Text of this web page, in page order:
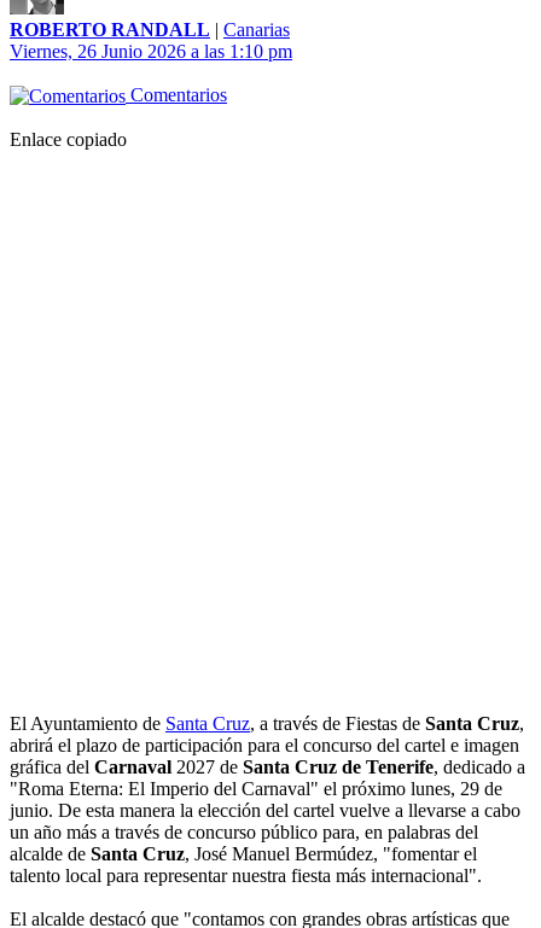
ROBERTO RANDALL | Canarias
Viernes, 26 Junio 2026 a las 1:10 pm
Comentarios
Enlace copiado
El Ayuntamiento de Santa Cruz, a través de Fiestas de Santa Cruz,
abrirá el plazo de participación para el concurso del cartel e imagen
gráfica del Carnaval 2027 de Santa Cruz de Tenerife, dedicado a
"Roma Eterna: El Imperio del Carnaval" el próximo lunes, 29 de
junio. De esta manera la elección del cartel vuelve a llevarse a cabo
un año más a través de concurso público para, en palabras del
alcalde de Santa Cruz, José Manuel Bermúdez, "fomentar el
talento local para representar nuestra fiesta más internacional".
El alcalde destacó que "contamos con grandes obras artísticas que